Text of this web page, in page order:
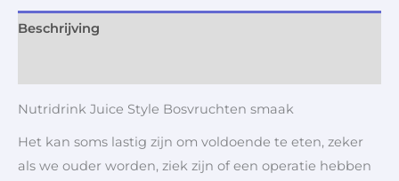
Beschrijving
Nutridrink Juice Style Bosvruchten smaak
Het kan soms lastig zijn om voldoende te eten, zeker
als we ouder worden, ziek zijn of een operatie hebben